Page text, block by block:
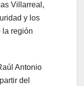
Villarreal,
y los
la región
Antonio
del